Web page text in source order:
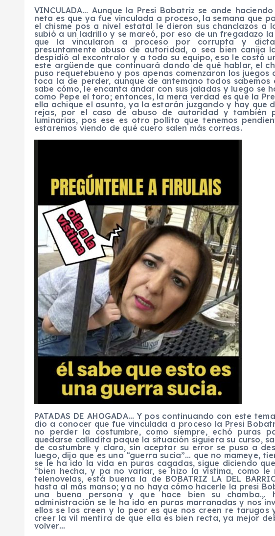
VINCULADA… Aunque la Presi Bobatriz se ande
neta es que ya fue vinculada a proceso, la semana que
el chisme pos a nivel estatal le dieron sus chanclazos a
subió a un ladrillo y se mareó, por eso de un fregadazo
que la vincularon a proceso por corrupta y
presuntamente abuso de autoridad, o sea bien canija
despidió al excontralor y a todo su equipo, eso le costó
este argüende que continuará dando de qué hablar, el
puso requetebueno y pos apenas comenzaron los juegos
toca la de perder, aunque de antemano todos sabemos
sabe cómo, le encanta andar con sus jaladas y luego se
como Pepe el toro; entonces, la mera verdad es que la
ella achique el asunto, ya la estarán juzgando y hay que
rejas, por el caso de abuso de autoridad y también
luminarias, pos ese es otro pollito que tenemos
estaremos viendo de qué cuero salen más correas.
PATADAS DE AHOGADA… Y pos continuando con este
dio a conocer que fue vinculada a proceso la Presi
no perder la costumbre, como siempre, echó puras
quedarse calladita paque la situación siguiera su curso,
de costumbre y claro, sin aceptar su error se puso a
luego, dijo que es una “guerra sucia”… que no mameye,
se le ha ido la vida en puras cagadas, sigue diciendo
“bien hecha, y pa no variar, se hizo la vístima, como
telenovelas, está buena la de BOBATRIZ LA DEL
hasta al más manso; ya no haya cómo hacerle la presi
una buena persona y que hace bien su chamba.,.
administración se le ha ido en puras marranadas y nos
ellos se los creen y lo peor es que nos creen re tarugos
creer la vil mentira de que ella es bien recta, ya mejor
volver…